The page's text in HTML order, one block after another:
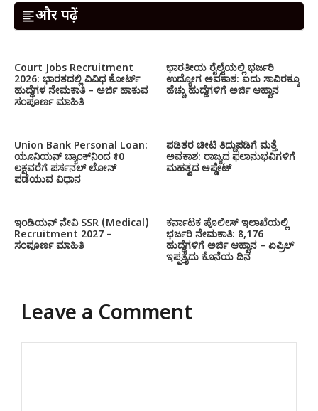
और पढ़ें
Court Jobs Recruitment
2026: ಭಾರತದಲ್ಲಿ ವಿವಿಧ ಕೋರ್ಟ್
ಹುದ್ದೆಗಳ ನೇಮಕಾತಿ – ಅರ್ಜಿ ಹಾಕುವ
ಸಂಪೂರ್ಣ ಮಾಹಿತಿ
ಭಾರತೀಯ ರೈಲ್ವೆಯಲ್ಲಿ ಭರ್ಜರಿ
ಉದ್ಯೋಗ ಅವಕಾಶ: ಐದು ಸಾವಿರಕ್ಕೂ
ಹೆಚ್ಚು ಹುದ್ದೆಗಳಿಗೆ ಅರ್ಜಿ ಆಹ್ವಾನ
Union Bank Personal Loan:
ಯೂನಿಯನ್ ಬ್ಯಾಂಕ್‌ನಿಂದ ₹10
ಲಕ್ಷವರೆಗೆ ಪರ್ಸನಲ್ ಲೋನ್
ಪಡೆಯುವ ವಿಧಾನ
ಪಡಿತರ ಚೀಟಿ ತಿದ್ದುಪಡಿಗೆ ಮತ್ತೆ
ಅವಕಾಶ: ರಾಜ್ಯದ ಫಲಾನುಭವಿಗಳಿಗೆ
ಮಹತ್ವದ ಅಪ್ಡೇಟ್
ಇಂಡಿಯನ್ ನೇವಿ SSR (Medical)
Recruitment 2027 –
ಸಂಪೂರ್ಣ ಮಾಹಿತಿ
ಕರ್ನಾಟಕ ಪೊಲೀಸ್ ಇಲಾಖೆಯಲ್ಲಿ
ಭರ್ಜರಿ ನೇಮಕಾತಿ: 8,176
ಹುದ್ದೆಗಳಿಗೆ ಅರ್ಜಿ ಆಹ್ವಾನ – ಏಪ್ರಿಲ್
ಇಪ್ಪತ್ತೈದು ಕೊನೆಯ ದಿನ
Leave a Comment